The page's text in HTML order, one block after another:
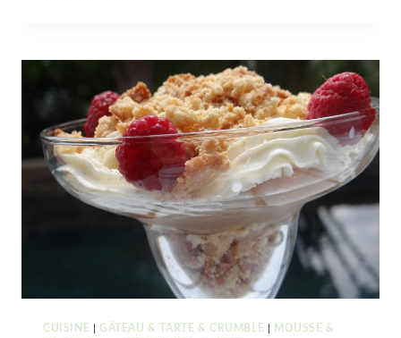
CUISINE GÂTEAU & TARTE & CRUMBLE
MOUSSE &